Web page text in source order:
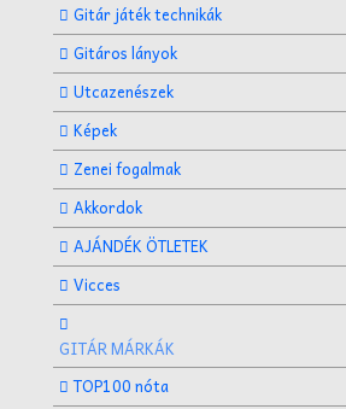
Gitár játék technikák
Gitáros lányok
Utcazenészek
Képek
Zenei fogalmak
Akkordok
AJÁNDÉK ÖTLETEK
Vicces
GITÁR MÁRKÁK
TOP100 nóta